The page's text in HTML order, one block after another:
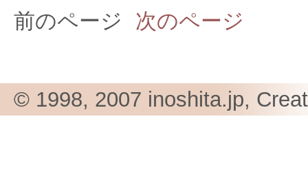
前のページ
次のページ
© 1998, 2007 inoshita.jp,